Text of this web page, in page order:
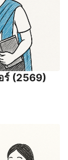
ร์ (2569)